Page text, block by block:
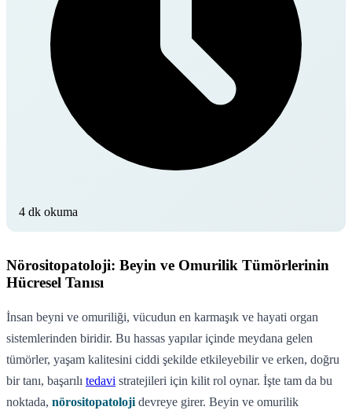
4 dk okuma
Nörositopatoloji: Beyin ve Omurilik Tümörlerinin
Hücresel Tanısı
İnsan beyni ve omuriliği, vücudun en karmaşık ve hayati organ
sistemlerinden biridir. Bu hassas yapılar içinde meydana gelen
tümörler, yaşam kalitesini ciddi şekilde etkileyebilir ve erken, doğru
bir tanı, başarılı tedavi stratejileri için kilit rol oynar. İşte tam da bu
noktada, nörositopatoloji devreye girer. Beyin ve omurilik